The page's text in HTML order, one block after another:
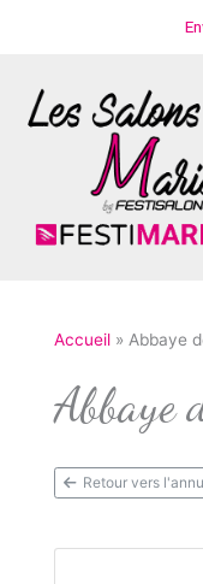
Accueil Abbaye
Abbaye
Retour vers